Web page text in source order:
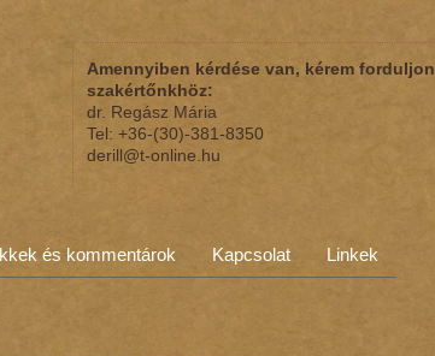
Amennyiben kérdése van, kérem forduljon
szakértőnkhöz:
dr. Regász Mária
Tel: +36-(30)-381-8350
derill@t-online.hu
és kommentárok Kapcsolat Linkek